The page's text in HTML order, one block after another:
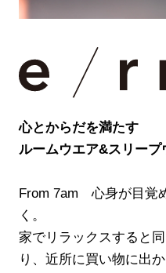
心とからだを満たす
ルームウエア&スリープ
From 7am 心身が目覚
く。
家でリラックスすると
り、近所に買い物に出か